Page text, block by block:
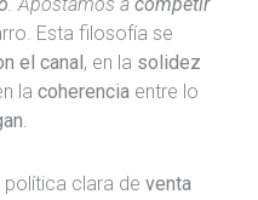
Esta filosofía se
el canal, en la solidez
la coherenciaentre lo
.
política clara de venta